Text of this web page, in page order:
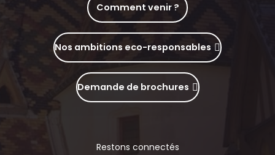
Comment venir ?
Nos ambitions eco-responsables
Demande de brochures
Restons connectés